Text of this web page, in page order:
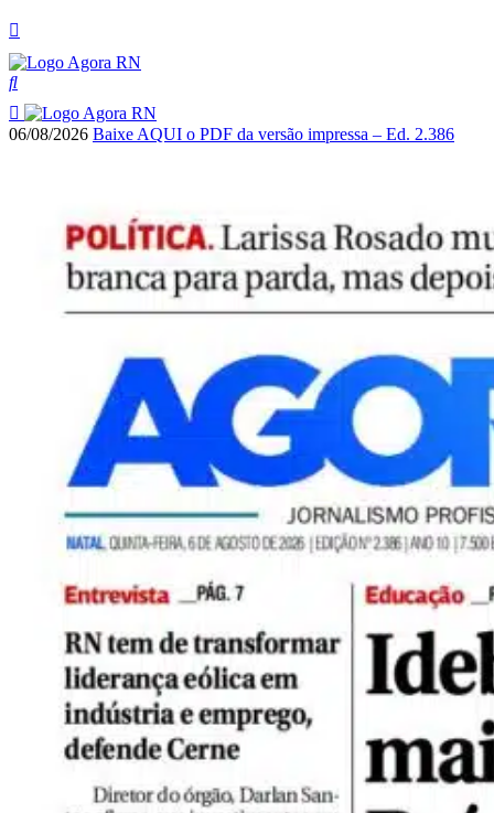
06/08/2026 Baixe AQUI o PDF da versão impressa – Ed. 2.386